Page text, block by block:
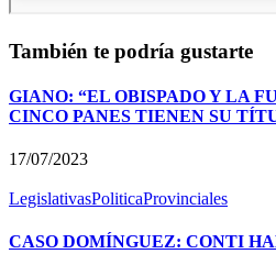
También te podría gustarte
GIANO: “EL OBISPADO Y LA
CINCO PANES TIENEN SU
17/07/2023
LegislativasPoliticaProvinciales
CASO DOMÍNGUEZ: CONTI